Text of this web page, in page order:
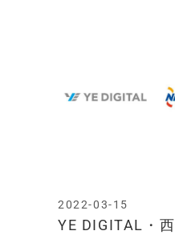
YE DIGITAL・
2022-03-15